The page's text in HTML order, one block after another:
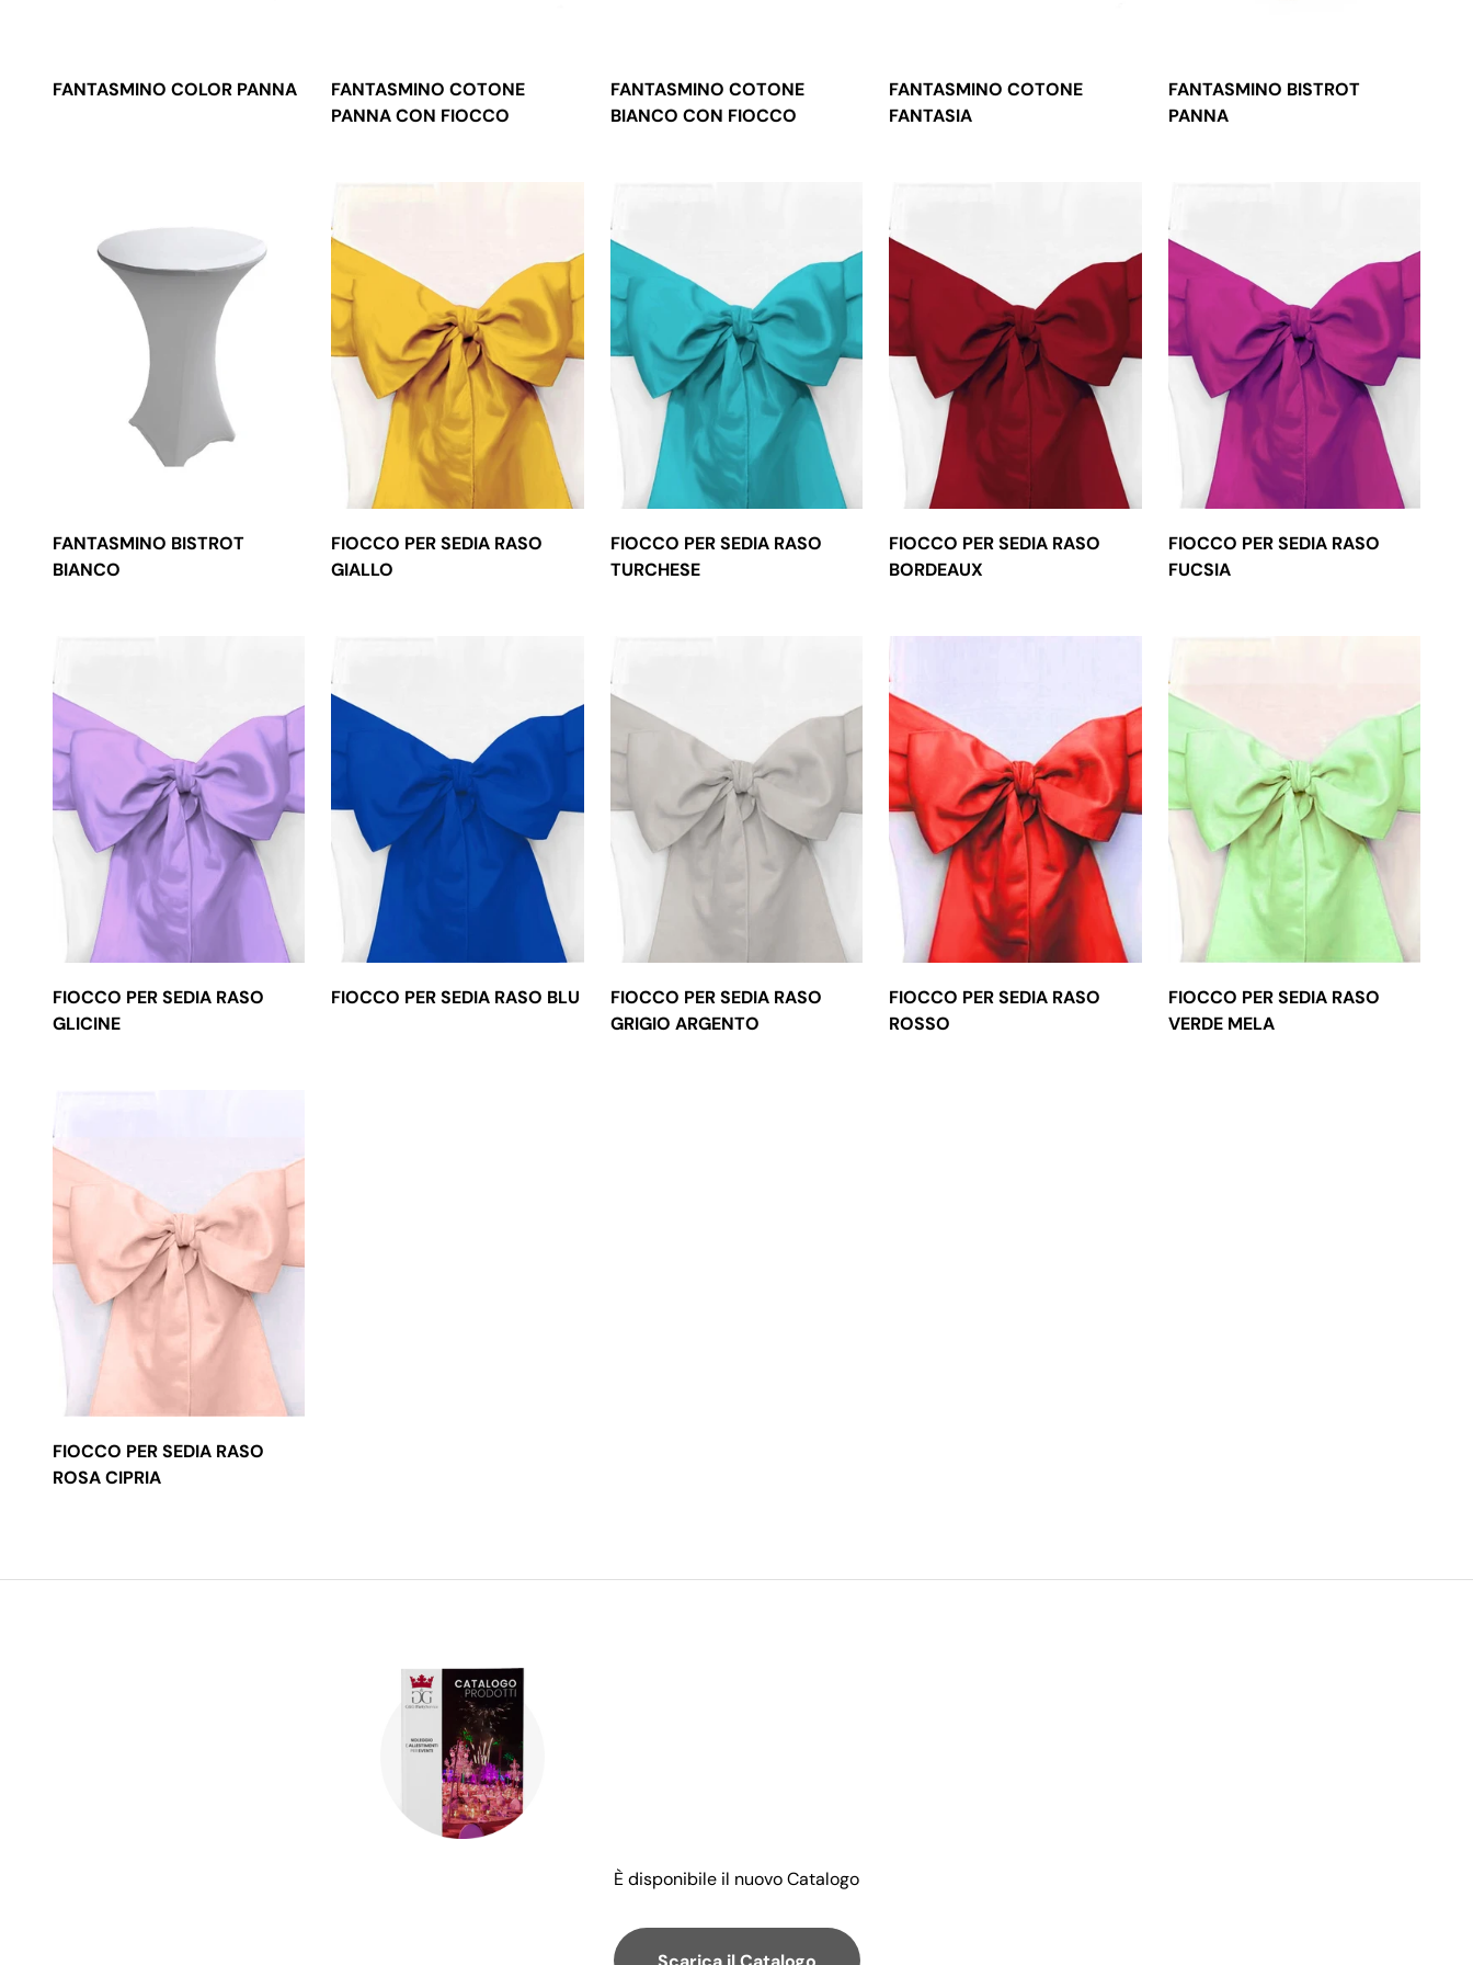
FANTASMINO COLOR PANNA
FANTASMINO COTONE
PANNA CON FIOCCO
FANTASMINO COTONE
BIANCO CON FIOCCO
FANTASMINO COTONE
FANTASIA
FANTASMINO BISTROT
PANNA
FANTASMINO BISTROT
BIANCO
FIOCCO PER SEDIA RASO
GIALLO
FIOCCO PER SEDIA RASO
TURCHESE
FIOCCO PER SEDIA RASO
BORDEAUX
FIOCCO PER SEDIA RASO
FUCSIA
FIOCCO PER SEDIA RASO
GLICINE
FIOCCO PER SEDIA RASO BLU
FIOCCO PER SEDIA RASO
GRIGIO ARGENTO
FIOCCO PER SEDIA RASO
ROSSO
FIOCCO PER SEDIA RASO
VERDE MELA
FIOCCO PER SEDIA RASO
ROSA CIPRIA
È disponibile il nuovo Catalogo